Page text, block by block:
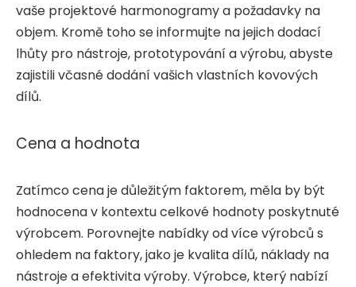
vaše projektové harmonogramy a požadavky na
objem. Kromě toho se informujte na jejich dodací
lhůty pro nástroje, prototypování a výrobu, abyste
zajistili včasné dodání vašich vlastních kovových
dílů.
Cena a hodnota
Zatímco cena je důležitým faktorem, měla by být
hodnocena v kontextu celkové hodnoty poskytnuté
výrobcem. Porovnejte nabídky od více výrobců s
ohledem na faktory, jako je kvalita dílů, náklady na
nástroje a efektivita výroby. Výrobce, který nabízí